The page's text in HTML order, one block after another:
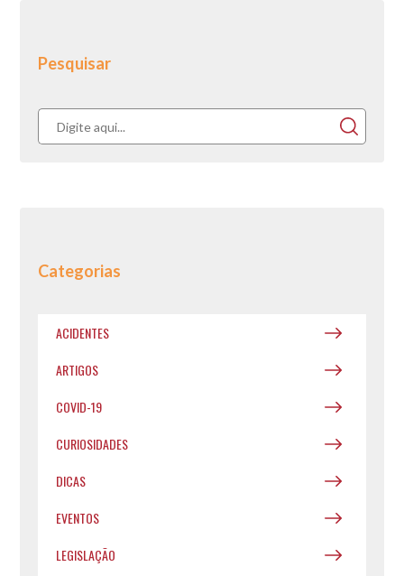
Pesquisar
Categorias
ACIDENTES
ARTIGOS
COVID-19
CURIOSIDADES
DICAS
EVENTOS
LEGISLAÇÃO